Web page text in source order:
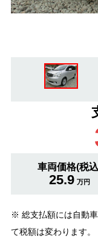
車両価格(税
25.9 万円
※ 総支払額には自動
て税額は変わります。